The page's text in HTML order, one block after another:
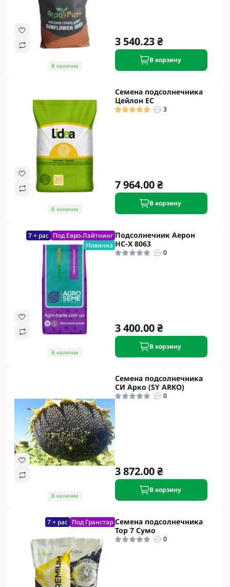
В наличии
3 540.23 ₴
В корзину
В наличии
Семена подсолнечника
Цейлон ЕС
3
7 964.00 ₴
В корзину
7 + рас Под Евро-Лайтнинг
Новинка
В наличии
Подсолнечник Аерон
НС-Х 8063
0
3 400.00 ₴
В корзину
В наличии
Семена подсолнечника
СИ Арко (SY ARKO)
0
3 872.00 ₴
В корзину
7 + рас Под Гранстар Семена подсолнечника
Тор 7 Сумо
0